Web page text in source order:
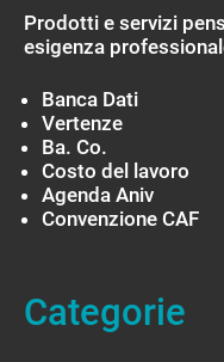
Prodotti e servizi
esigenza
Banca Dati
Vertenze
Ba. Co.
Costo del lavoro
Agenda Aniv
Convenzione CAF
Categorie